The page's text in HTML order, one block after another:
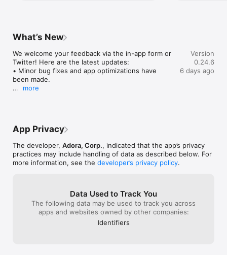
善されたのか治りました。子ども側のスマホ
で色々設定しようとすると都度都度あんしん
フィルターに引っかかり、設定するだけでか
なり大変でした。
かと存じます。どうぞよろしくお願い申し上
追記サブスク
ジを生成して
た。それに対
ろと言ってき
対応すると銘打
れば出てくる
も杜撰だし、客
せてしまいま
ます。いただ
機能の改善は
What’s New
We welcome your feedback via the in-app form or
Twitter! Here are the latest updates:
• Minor bug fixes and app optimizations have
been made.
more
Version
0.24.6
6 days ago
App Privacy
The developer, Adora, Corp., indicated that the app’s privacy
practices may include handling of data as described below. For
more information, see the developer’s privacy policy.
Data Used to Track You
The following data may be used to track you across
apps and websites owned by other companies:
Identifiers